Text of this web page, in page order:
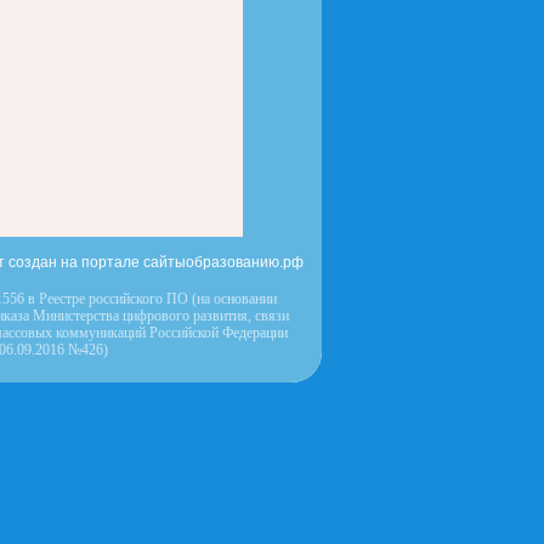
создан на портале сайтыобразованию.рф
в Реестре российского ПО (на основании
Министерства цифрового развития, связи
коммуникаций Российской Федерации
№426)